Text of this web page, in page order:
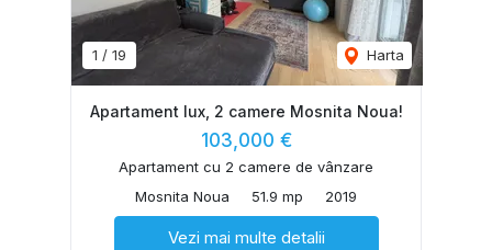
1 / 19 Harta
Apartament lux, 2 camere Mosnita Noua!
103,000 €
Apartament cu 2 camere de vânzare
Mosnita Noua
51.9 mp 2019
Vezi mai multe detalii